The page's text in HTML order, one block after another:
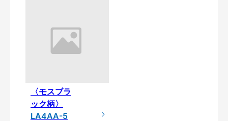
〈モスブラ
ック柄〉
LA4AA-5